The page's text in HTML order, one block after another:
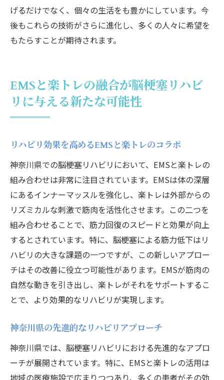
げるだけでなく、個々の生活をも豊かにしています。今
後もこれらの技術がさらに進化し、多くの人々に希望を
もたらすことが期待されます。
EMSと楽トレの融合が脳梗塞リハビ
リに与える新たな可能性
リハビリ効果を高めるEMSと楽トレのコラボ
神奈川県での脳梗塞リハビリにおいて、EMSと楽トレの
組み合わせは非常に注目されています。EMSは体の深層
にあるインナーマッスルを強化し、楽トレは外部からの
リズミカルな刺激で筋肉を活性化させます。この二つを
組み合わせることで、筋力回復のスピードと効果が向上
するとされています。特に、脳梗塞による筋力低下はリ
ハビリの大きな課題の一つですが、この新しいアプロー
チはその改善に役立つ可能性があります。EMSが筋肉の
自然な動きを引き出し、楽トレがそれをサポートするこ
とで、より効果的なリハビリが実現します。
神奈川県の先進的なリハビリアプローチ
神奈川県では、脳梗塞リハビリにおける先進的なアプロ
ーチが展開されています。特に、EMSと楽トレの活用は
地域の医療施設で広まりつつあり、多くの患者がその効